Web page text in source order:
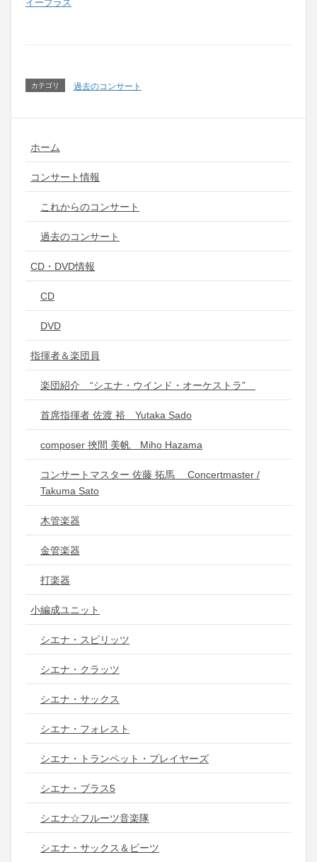
イープラス
カテゴリ 過去のコンサート
ホーム
コンサート情報
これからのコンサート
過去のコンサート
CD・DVD情報
CD
DVD
指揮者＆楽団員
楽団紹介 “シエナ・ウインド・オーケストラ”
首席指揮者 佐渡 裕 Yutaka Sado
composer 挾間 美帆 Miho Hazama
コンサートマスター 佐藤 拓馬 Concertmaster /
Takuma Sato
木管楽器
金管楽器
打楽器
小編成ユニット
シエナ・スピリッツ
シエナ・クラッツ
シエナ・サックス
シエナ・フォレスト
シエナ・トランペット・プレイヤーズ
シエナ・ブラス5
シエナ☆フルーツ音楽隊
シエナ・サックス＆ビーツ